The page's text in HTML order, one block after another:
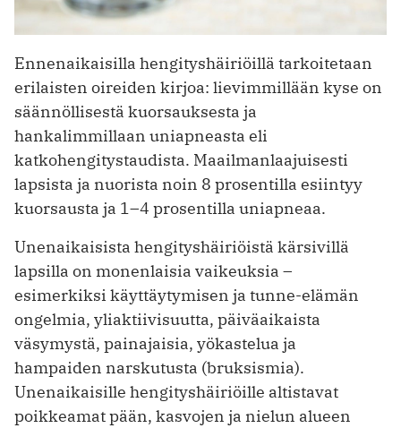
Ennenaikaisilla hengityshäiriöillä tarkoitetaan
erilaisten oireiden kirjoa: lievimmillään kyse on
säännöllisestä kuorsauksesta ja
hankalimmillaan uniapneasta eli
katkohengitystaudista. Maailmanlaajuisesti
lapsista ja nuorista noin 8 prosentilla esiintyy
kuorsausta ja 1–4 prosentilla uniapneaa.
Unenaikaisista hengityshäiriöistä kärsivillä
lapsilla on monenlaisia vaikeuksia –
esimerkiksi käyttäytymisen ja tunne-elämän
ongelmia, yliaktiivisuutta, päiväaikaista
väsymystä, painajaisia, yökastelua ja
hampaiden narskutusta (bruksismia).
Unenaikaisille hengityshäiriöille altistavat
poikkeamat pään, kasvojen ja nielun alueen